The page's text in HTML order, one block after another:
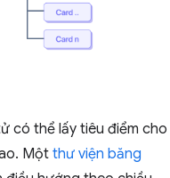
có thể lấy tiêu điểm cho
Một thư viện băng